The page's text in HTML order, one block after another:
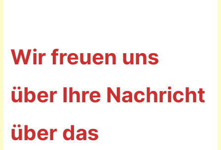
Wir freuen uns
über Ihre Nachricht
über das